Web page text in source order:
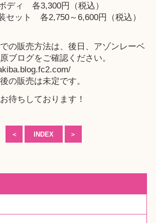
ディ 各3,300円（税込）
セット 各2,750～6,600円（税込）
の販売方法は、後日、 アゾンレーベ
ブログをご確認ください。
の販売は未定です。
待ちしております！
＜ INDEX ＞